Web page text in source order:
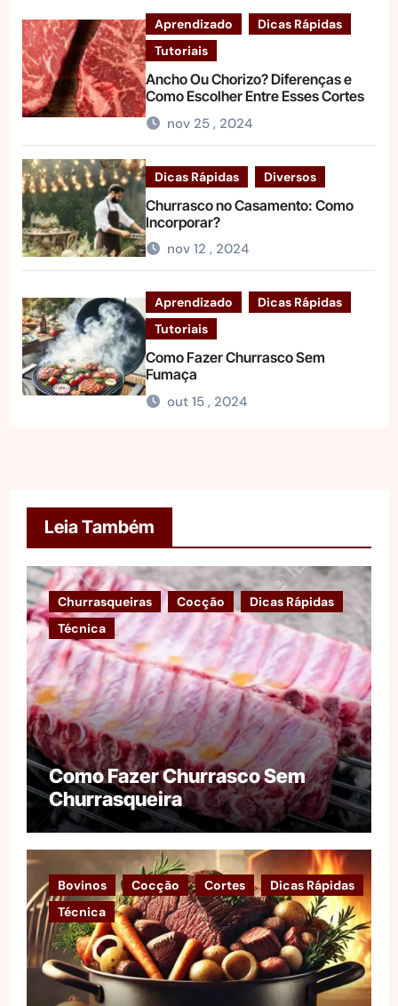
Aprendizado
Dicas Rápidas
Tutoriais
Ancho Ou Chorizo? Diferenças e
Como Escolher Entre Esses Cortes
nov 25 , 2024
Dicas Rápidas Diversos
Churrasco no Casamento: Como
Incorporar?
nov 12 , 2024
Aprendizado
Dicas Rápidas
Tutoriais
Como Fazer Churrasco Sem
Fumaça
out 15 , 2024
Leia Também
Churrasqueiras Cocção
Dicas Rápidas
Técnica
Como Fazer Churrasco Sem
Churrasqueira
Bovinos Cocção Cortes
Dicas Rápidas
Técnica